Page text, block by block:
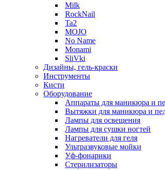
Milk
RockNail
Ta2
MOJO
No Name
Monami
SliVki
Дизайны, гель-краски
Инструменты
Кисти
Оборудование
Аппараты для маникюра и
Вытяжки для маникюра и
Лампы для освещения
Лампы для сушки ногтей
Нагреватели для геля
Ультразвуковые мойки
Уф-фонарики
Стерилизаторы